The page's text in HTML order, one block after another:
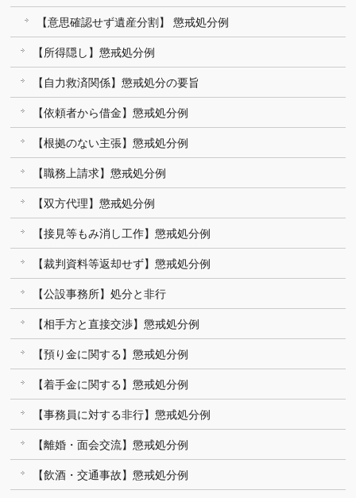
【意思確認せず遺産分割】 懲戒処分例
【所得隠し】懲戒処分例
【自力救済関係】懲戒処分の要旨
【依頼者から借金】懲戒処分例
【根拠のない主張】懲戒処分例
【職務上請求】懲戒処分例
【双方代理】懲戒処分例
【接見等もみ消し工作】懲戒処分例
【裁判資料等返却せず】懲戒処分例
【公設事務所】処分と非行
【相手方と直接交渉】懲戒処分例
【預り金に関する】懲戒処分例
【着手金に関する】懲戒処分例
【事務員に対する非行】懲戒処分例
【離婚・面会交流】懲戒処分例
【飲酒・交通事故】懲戒処分例